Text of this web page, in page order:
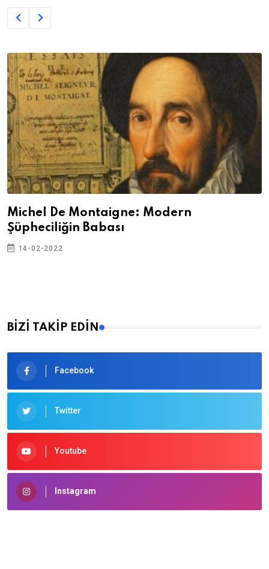
Michel De Montaigne: Modern
Şüpheciliğin Babası
14-02-2022
BİZİ TAKİP EDİN
Facebook
Twitter
Youtube
Instagram